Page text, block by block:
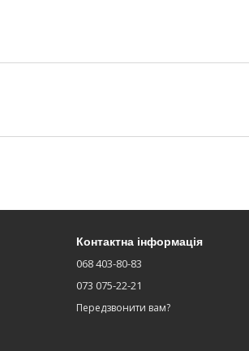
Контактна інформація
068 403-80-83
073 075-22-21
Передзвонити вам?